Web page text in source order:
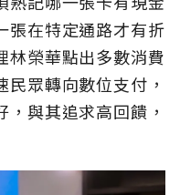
張在特定通路才有折
林榮華點出多數消費
眾轉向數位支付，
與其追求高回饋，